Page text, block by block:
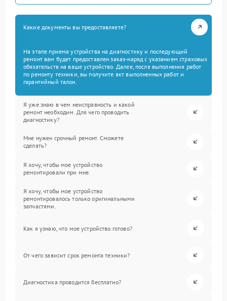
Какие документы вы предоставляете?
На этапе приема устройства на диагностику и последующий
ремонт вам будет предоставлен заказ-наряд с указанием страховых
обязательств на ваше устройство. Далее, после выполнения работ
по ремонту техники, вы получите акт выполненных работ и
гарантийный талон.
Я уже знаю в чем неисправность и какой
ремонт необходим. Для чего проводить
диагностику?
Мне нужен срочный ремонт. Сможете
сделать?
Я хочу, чтобы мое устройство
ремонтировали при мне.
Я хочу, чтобы мое устройство
ремонтировалось только оригинальными
запчастями.
Как я узнаю, что мое устройство готово?
От чего зависит срок ремонта техники?
Диагностика проводится бесплатно?